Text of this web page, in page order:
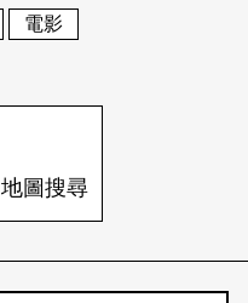
English
登入/註冊
電影
地圖搜尋